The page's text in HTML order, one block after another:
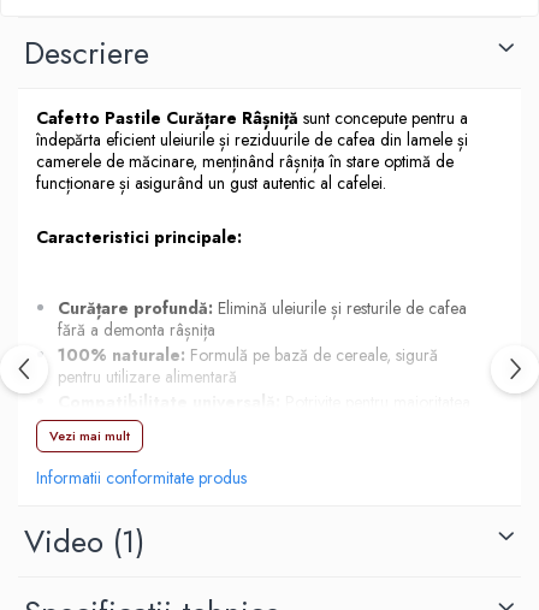
Hard Beans Coffee Roasters
Heavy
INKER
Kinu
Linkbar
Mahlkonig
Meraki
Minor Figures
Moccamaster
Mr.Cafe
Descriere
Cafetto Pastile Curățare Râșniță sunt concepute pentru a
îndepărta eficient uleiurile și reziduurile de cafea din lamele și
camerele de măcinare, menținând râșnița în stare optimă de
funcționare și asigurând un gust autentic al cafelei.
Caracteristici principale:
Curățare profundă: Elimină uleiurile și resturile de cafea
fără a demonta râșnița
100% naturale: Formulă pe bază de cereale, sigură
pentru utilizare alimentară
râșnițelor automate și manuale
Întreținere ușoară:
menține calitatea măcinăturii
Nu lasă gust sau miros în râșniță după
Vezi mai mult
Informatii conformitate produs
Video (1)